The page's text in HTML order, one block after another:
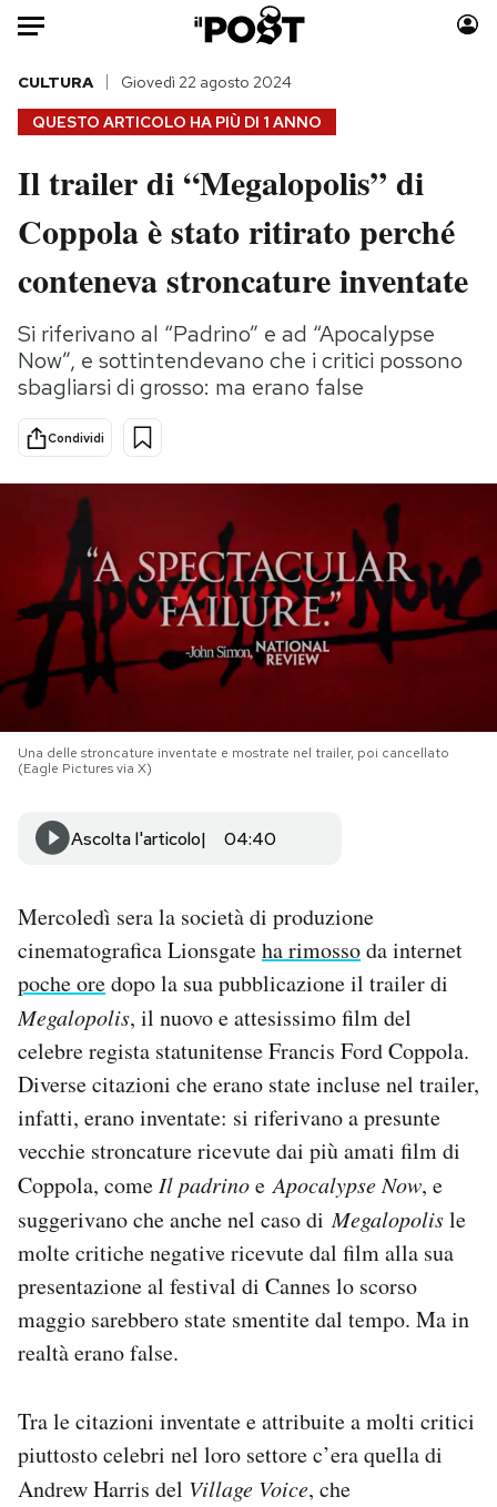
Auto
HOME
Italia
Politica
Tecnologia
Scienza
Cultura
Sport
Moda
Consumismi
Storie/Idee
Media
Europa
PODCAST
NEWSLETTER
I MIEI PREFERITI
SHOP
CALENDARIO
AREA PERSONALE
Area Personale
Newsletter
Notifiche mobile
Hai bisogno di aiuto?
Esci
QUESTO ARTICOLO HA PIÙ DI 1 ANNO
CULTURA Giovedì 22 agosto 2024
Il trailer di “Megalopolis” di
Coppola è stato ritirato perché
conteneva stroncature inventate
Si riferivano al “Padrino” e ad “Apocalypse
Now”, e sottintendevano che i critici possono
sbagliarsi di grosso: ma erano false
Condividi
Una delle stroncature inventate e mostrate nel trailer, poi cancellato
(Eagle Pictures via X)
Ascolta l'articolo 04:40
Mercoledì sera la società di produzione
cinematografica Lionsgateha rimossoda internet
poche oredopo la sua pubblicazione il trailer di
Megalopolis, il nuovo e attesissimo film del
celebre regista statunitense Francis Ford Coppola.
Diverse citazioni che erano state incluse nel trailer,
infatti, erano inventate: si riferivano a presunte
vecchie stroncature ricevute dai più amati film di
Coppola, comeIl padrinoeApocalypse Now, e
suggerivano che anche nel caso diMegalopolisle
molte critiche negative ricevute dal film alla sua
presentazione al festival di Cannes lo scorso
maggio sarebbero state smentite dal tempo. Ma in
realtà erano false.
Tra le citazioni inventate e attribuite a molti critici
piuttosto celebri nel loro settore c’era quella di
Andrew Harris del Village Voice, che